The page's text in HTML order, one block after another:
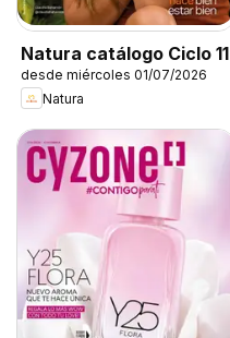
Natura catálogo Ciclo 11
desde miércoles 01/07/2026
Natura